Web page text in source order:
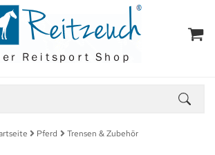
Pferd
Trensen & Zubehör